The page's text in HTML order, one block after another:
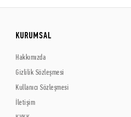
KURUMSAL
Hakkımızda
Gizlilik Sözleşmesi
Kullanıcı Sözleşmesi
İletişim